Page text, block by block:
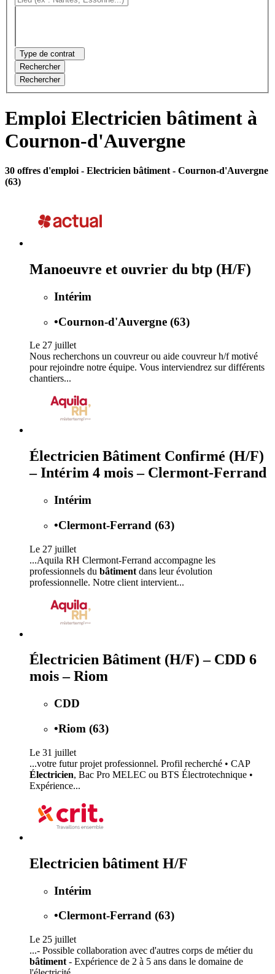
Type de contrat
Rechercher
Rechercher
Emploi Electricien bâtiment à
Cournon-d'Auvergne
30 offres d'emploi - Electricien bâtiment - Cournon-d'Auvergne
(63)
Manoeuvre et ouvrier du btp (H/F)
Intérim
•Cournon-d'Auvergne (63)
Le 27 juillet
Nous recherchons un couvreur ou aide couvreur h/f motivé
pour rejoindre notre équipe. Vous interviendrez sur différents
chantiers...
Électricien Bâtiment Confirmé (H/F)
– Intérim 4 mois – Clermont-Ferrand
Intérim
•Clermont-Ferrand (63)
Le 27 juillet
...Aquila RH Clermont-Ferrand accompagne les
professionnels du bâtiment dans leur évolution
professionnelle. Notre client intervient...
Électricien Bâtiment (H/F) – CDD 6
mois – Riom
CDD
•Riom (63)
Le 31 juillet
...votre futur projet professionnel. Profil recherché • CAP
Électricien, Bac Pro MELEC ou BTS Électrotechnique •
Expérience...
Electricien bâtiment H/F
Intérim
•Clermont-Ferrand (63)
Le 25 juillet
...- Possible collaboration avec d'autres corps de métier du
bâtiment - Expérience de 2 à 5 ans dans le domaine de